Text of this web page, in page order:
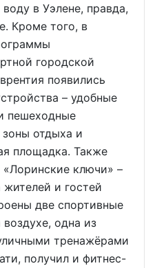
в Уэлене, правда,
Кроме того, в
городской
появились
– удобные
пешеходные
отдыха и
площадка. Также
«Лоринские ключи» –
и гостей
две спортивные
одна из
тренажёрами
получил и фитнес-